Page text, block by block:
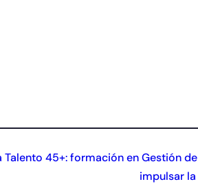
Talento 45+: formación en Gestión
impulsar